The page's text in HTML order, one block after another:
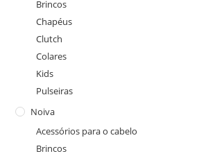
Brincos
Chapéus
Clutch
Colares
Kids
Pulseiras
Noiva
Acessórios para o cabelo
Brincos